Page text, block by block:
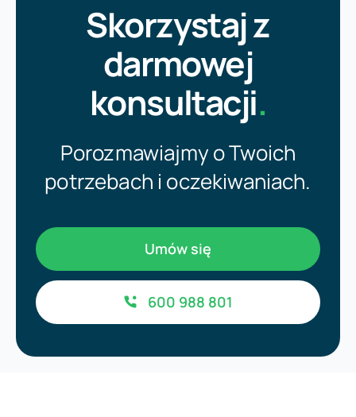
Skorzystaj z
darmowej
konsultacji.
Porozmawiajmy o Twoich
potrzebach i oczekiwaniach.
Umów się
600 988 801